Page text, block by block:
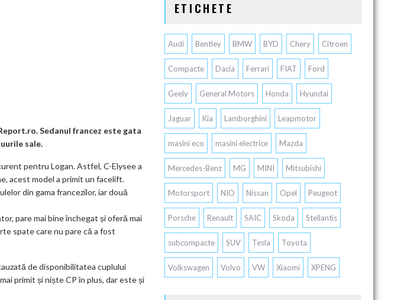
Sedanul francez este gata
sale.
pentru Logan. Astfel, C-Elysee a
acest model a primit un facelift.
din gama francezilor, iar două
pare mai bine închegat și oferă mai
spate care nu pare că a fost
de disponibilitatea cuplului
primit și niște CP în plus, dar este și
ETICHETE
Audi Bentley BMW BYD Chery Citroen
Compacte Dacia Ferrari FIAT Ford
Geely General Motors Honda Hyundai
Jaguar Kia Lamborghini Leapmotor
masini eco masini electrice Mazda
Mercedes-Benz MG MINI Mitsubishi
Motorsport NIO Nissan Opel Peugeot
Porsche Renault SAIC Skoda Stellantis
subcompacte SUV Tesla Toyota
Volkswagen Volvo VW Xiaomi XPENG